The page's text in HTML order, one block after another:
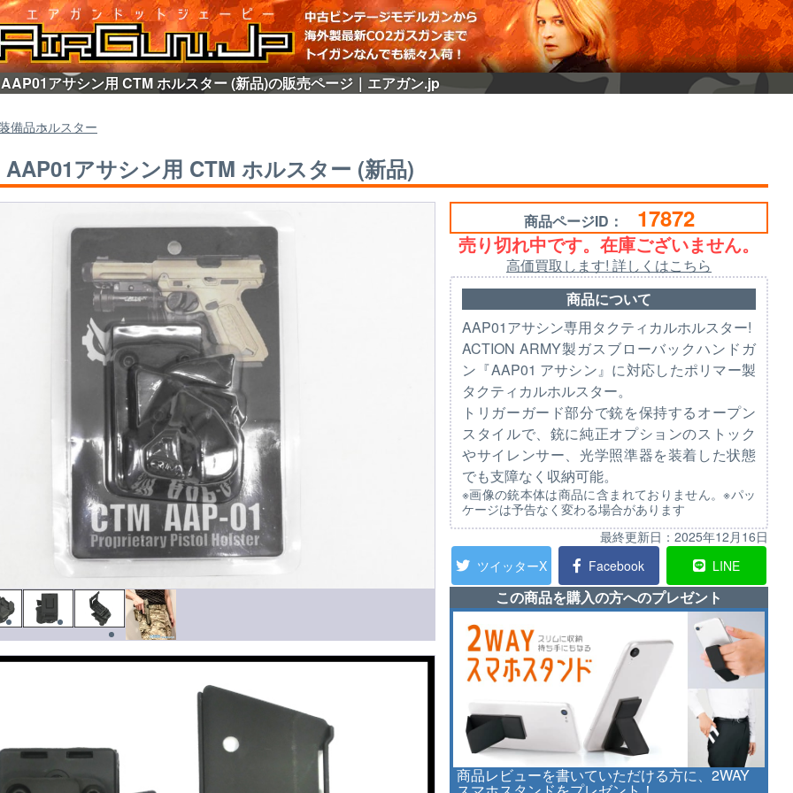
アサシン用 CTM ホルスター (新品)の販売ページ｜エアガン.jp
備品ホルスター
アサシン用 CTM ホルスター (新品)
商品ページID： 17872
売り切れ中です。在庫ございません。
高価買取します! 詳しくはこちら
商品について
AAP01アサシン専用タクティカルホルスター!
ACTION ARMY製ガスブローバックハンドガ
ン『AAP01 アサシン』に対応したポリマー製
タクティカルホルスター。
トリガーガード部分で銃を保持するオープン
スタイルで、銃に純正オプションのストック
やサイレンサー、光学照準器を装着した状態
でも支障なく収納可能。
※画像の銃本体は商品に含まれておりません。※パッ
ケージは予告なく変わる場合があります
最終更新日： 2025年12月16日
ツイッターX
Facebook LINE
この商品を購入の方へのプレゼント
商品レビューを書いていただける方に、2WAY